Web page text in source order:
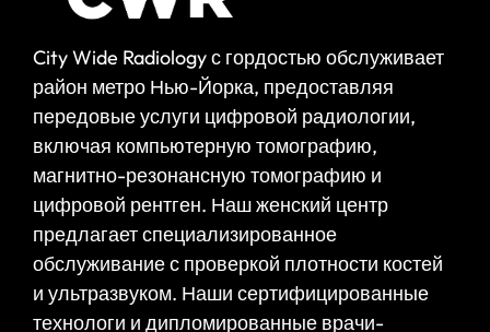
City Wide Radiology с гордостью обслуживает
район метро Нью-Йорка, предоставляя
передовые услуги цифровой радиологии,
включая компьютерную томографию,
магнитно-резонансную томографию и
цифровой рентген. Наш женский центр
предлагает специализированное
обслуживание с проверкой плотности костей
и ультразвуком. Наши сертифицированные
технологи и дипломированные врачи-